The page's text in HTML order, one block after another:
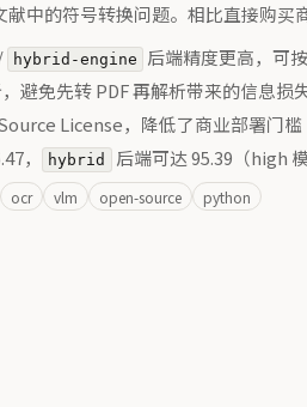
的符号转换问题。相比直接购买
hybrid-engine
后端精度更高，可
避免先转 PDF 再解析带来的信息损
License，降低了商业部署门槛
， hybrid 后端可达 95.39（high 模
ocr vlm open-source python